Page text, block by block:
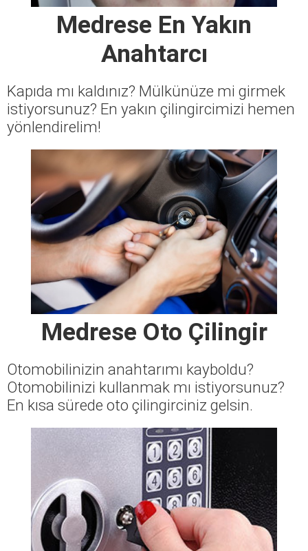
Medrese En Yakın
Anahtarcı
Kapıda mı kaldınız? Mülkünüze mi girmek
istiyorsunuz? En yakın çilingircimizi hemen
yönlendirelim!
Medrese Oto Çilingir
Otomobilinizin anahtarımı kayboldu?
Otomobilinizi kullanmak mı istiyorsunuz?
En kısa sürede oto çilingirciniz gelsin.